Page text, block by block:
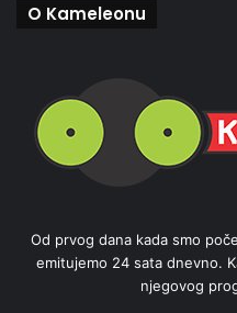
O Kameleonu
Od prvog dana kada smo
emitujemo 24 sata dnevno.
njegovog